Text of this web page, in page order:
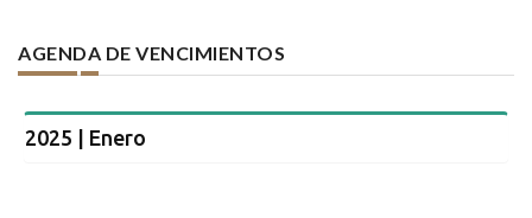
AGENDA DE VENCIMIENTOS
2025 | Enero